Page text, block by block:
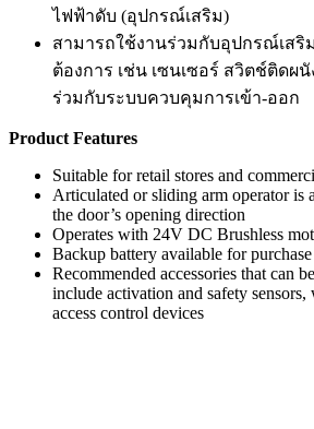
ไฟฟ้าดับ (อุปกรณ์เสริม)
สามารถใช้งานร่วมกับอุปกรณ์เสริ
ต้องการ เช่น เซนเซอร์ สวิตช์ติดผ
ร่วมกับระบบควบคุมการเข้า-ออก
Product Features
Suitable for retail stores and
Articulated or sliding arm operator is
the door’s opening direction
Operates with 24V DC Brushless
Backup battery available for
Recommended accessories that can
include activation and safety
access control devices